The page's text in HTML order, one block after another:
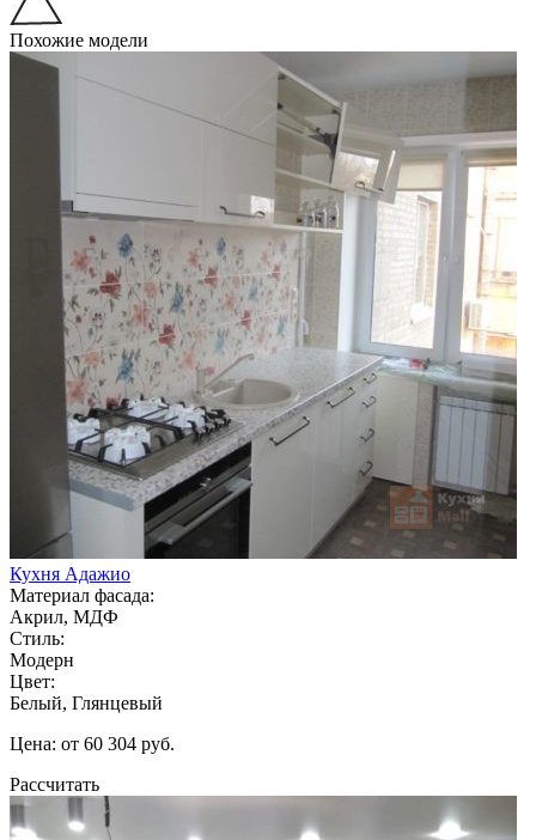
Похожие модели
Кухня Адажио
Материал фасада:
Акрил, МДФ
Стиль:
Модерн
Цвет:
Белый, Глянцевый
Цена: от 60 304 руб.
Рассчитать